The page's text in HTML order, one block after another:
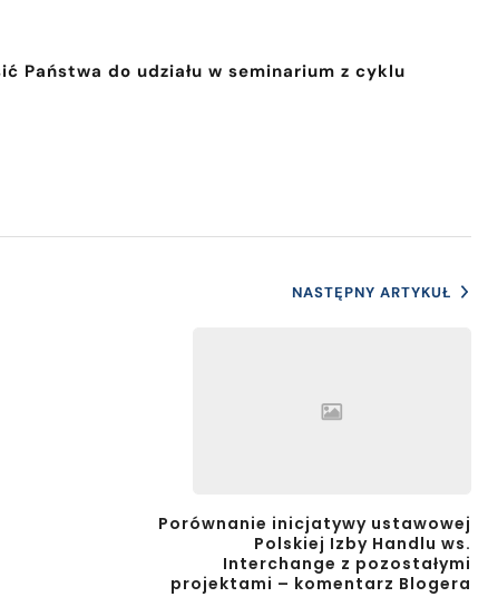
Państwa do udziału w seminarium z cyklu
NASTĘPNY ARTYKUŁ
Porównanie inicjatywy ustawowej
Polskiej Izby Handlu ws.
Interchange z pozostałymi
projektami – komentarz Blogera